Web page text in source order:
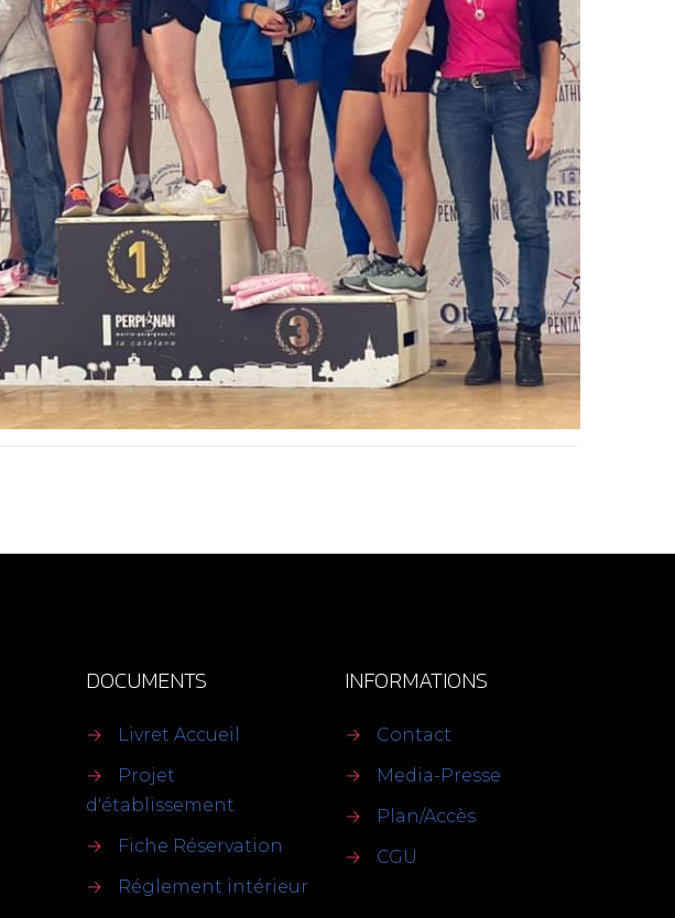
DOCUMENTS
→
Livret Accueil
→
Projet
d'établissement
→
Fiche Réservation
→
Réglement intérieur
INFORMATIONS
→
Contact
→
Media-Presse
→
Plan/Accès
→
CGU